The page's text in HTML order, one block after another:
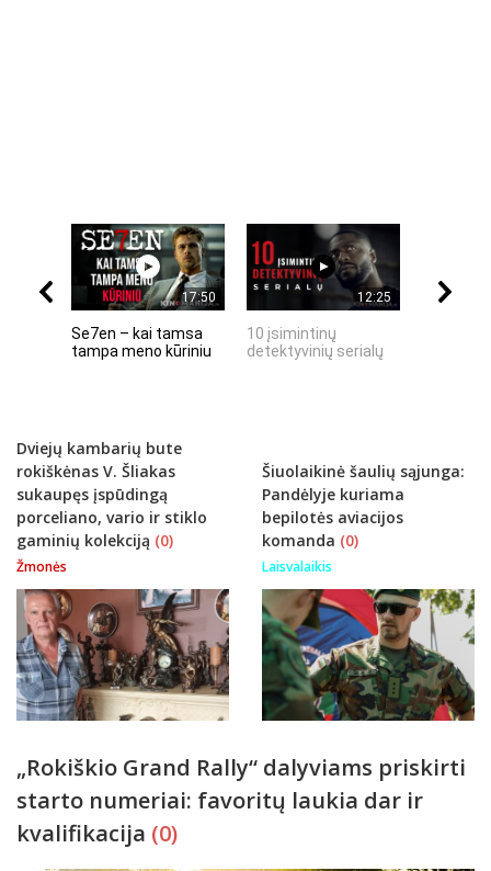
17:50
Se7en – kai tamsa
tampa meno kūriniu
12:25
10 įsimintinų
detektyvinių serialų
Dviejų kambarių bute
rokiškėnas V. Šliakas
sukaupęs įspūdingą
porceliano, vario ir stiklo
gaminių kolekciją (0)
Žmonės
Šiuolaikinė šaulių sąjunga:
Pandėlyje kuriama
bepilotės aviacijos
komanda (0)
Laisvalaikis
„Rokiškio Grand Rally“ dalyviams priskirti
starto numeriai: favoritų laukia dar ir
kvalifikacija (0)